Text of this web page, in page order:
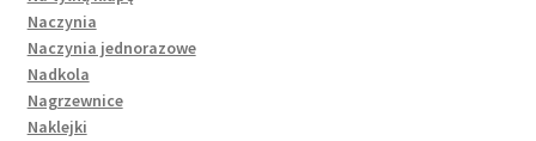
Naczynia
Naczynia jednorazowe
Nadkola
Nagrzewnice
Naklejki